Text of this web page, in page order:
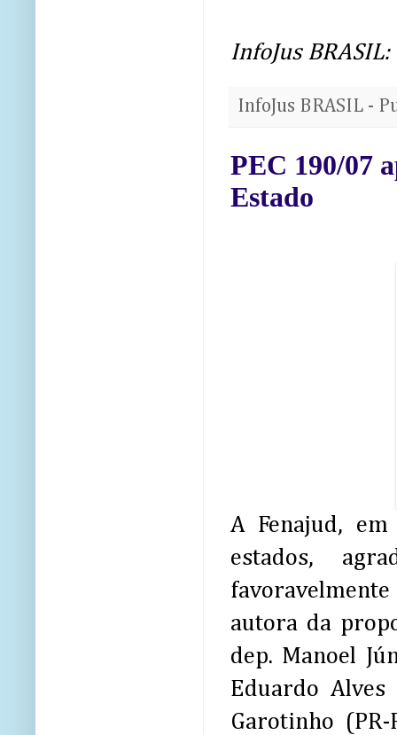
InfoJus
InfoJus BRASIL -
PEC 190/07
Estado
A Fenajud,
estados,
autora da
dep. Manoel
Eduardo
Garotinho